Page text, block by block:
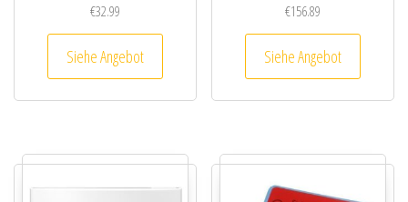
€32.99
Siehe Angebot
€156.89
Siehe Angebot